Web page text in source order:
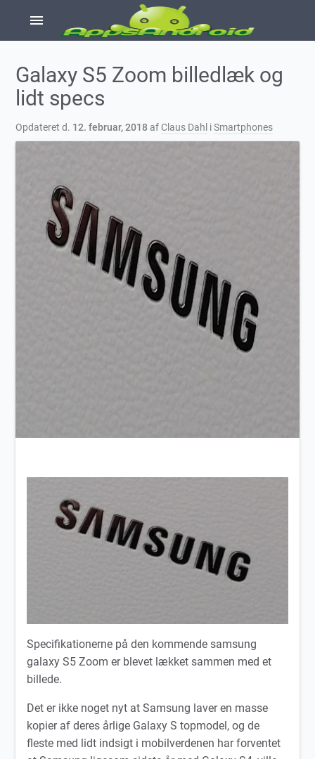
menu
Galaxy S5 Zoom billedlæk og
lidt specs
Opdateret d. 12. februar, 2018 af Claus Dahl iSmartphones
Specifikationerne på den kommende samsung
galaxy S5 Zoom er blevet lækket sammen med et
billede.
Det er ikke noget nyt at Samsung laver en masse
kopier af deres årlige Galaxy S topmodel, og de
fleste med lidt indsigt i mobilverdenen har forventet